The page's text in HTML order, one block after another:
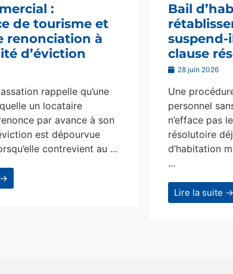
:
de tourisme et
renonciation à
d’éviction
rappelle qu’une
un locataire
par avance à son
est dépourvue
contrevient au ...
Bail
suspend-
clause
28 juin 2026
Une
personnel
n’efface pas
résolutoire
d’habitation
...
Lire la suite →